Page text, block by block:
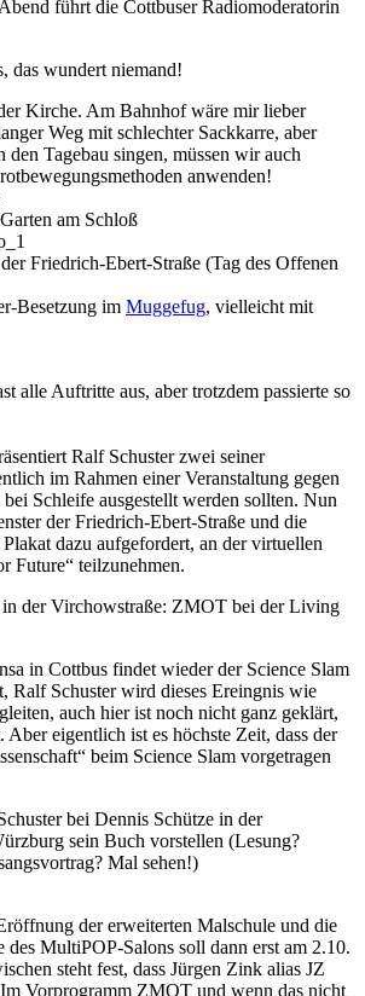
führt die Cottbuser Radiomoderatorin
das wundert niemand!
Kirche. Am Bahnhof wäre mir lieber
Weg mit schlechter Sackkarre, aber
den Tagebau singen, müssen wir auch
anwenden!
am Schloß
Friedrich-Ebert-Straße (Tag des Offenen
Besetzung im Muggefug, vielleicht mit
alle Auftritte aus, aber trotzdem passierte so
Ralf Schuster zwei seiner
im Rahmen einer Veranstaltung gegen
Schleife ausgestellt werden sollten. Nun
der Friedrich-Ebert-Straße und die
Plakat dazu aufgefordert, an der virtuellen
Future“ teilzunehmen.
der Virchowstraße: ZMOT bei der Living
in Cottbus findet wieder der Science Slam
Ralf Schuster wird dieses Ereingnis wie
auch hier ist noch nicht ganz geklärt,
Aber eigentlich ist es höchste Zeit, dass der
beim Science Slam vorgetragen
bei Dennis Schütze in der
sein Buch vorstellen (Lesung?
Mal sehen!)
der erweiterten Malschule und die
des MultiPOP-Salons soll dann erst am 2.10.
steht fest, dass Jürgen Zink alias JZ
Vorprogramm ZMOT und wenn das nicht